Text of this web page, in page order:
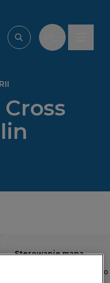
Wpisz, czego